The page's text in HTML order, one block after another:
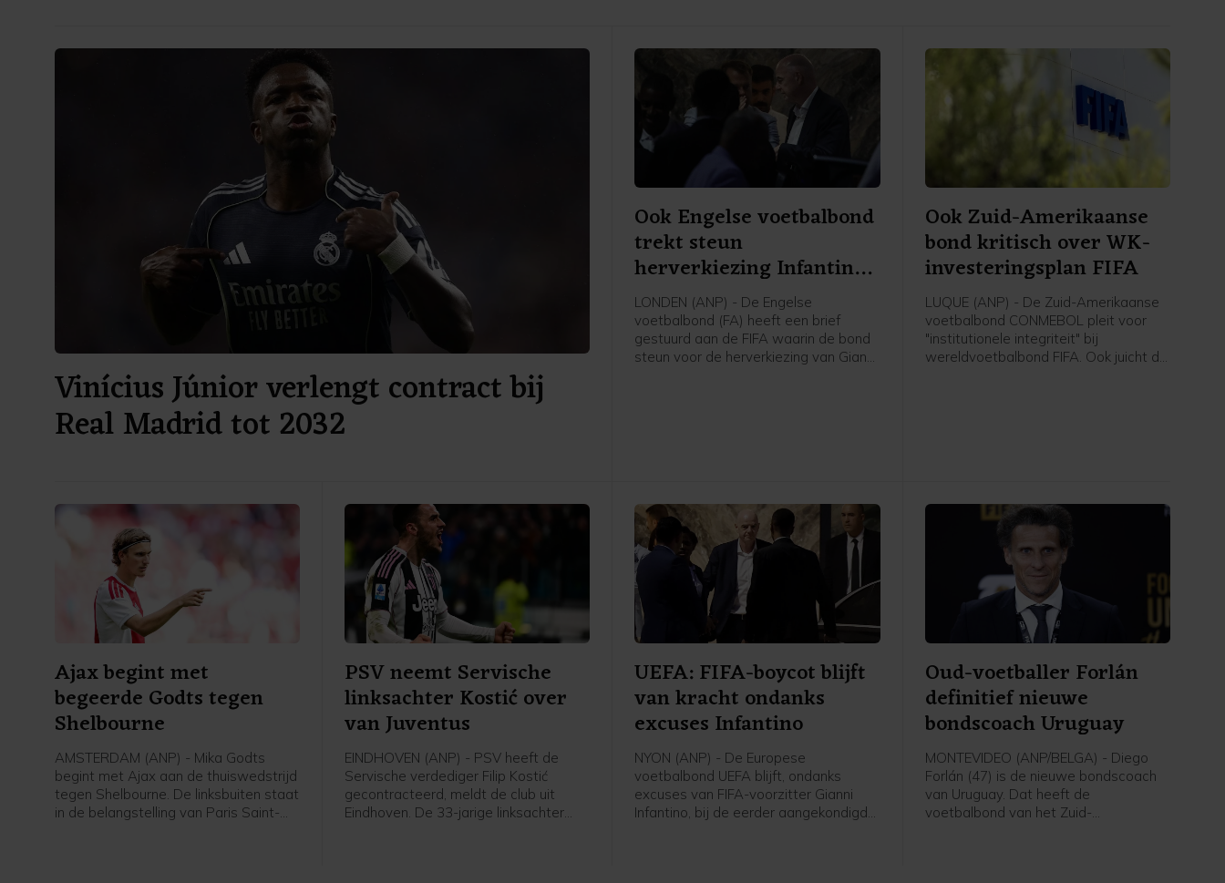
Vinícius Júnior verlengt contract bij
Real Madrid tot 2032
Ook Engelse voetbalbond
trekt steun
herverkiezing Infantino
in
LONDEN (ANP) - De Engelse
voetbalbond (FA) heeft een brief
gestuurd aan de FIFA waarin de bond
steun voor de herverkiezing van Gianni
WK voetbal.
Ook Zuid-Amerikaanse
bond kritisch over WK-
investeringsplan FIFA
LUQUE (ANP) - De Zuid-Amerikaanse
voetbalbond CONMEBOL pleit voor
"institutionele integriteit" bij
wereldvoetbalbond FIFA. Ook juicht de
Ajax begint met
begeerde Godts tegen
Shelbourne
AMSTERDAM (ANP) - Mika Godts
begint met Ajax aan de thuiswedstrijd
tegen Shelbourne. De linksbuiten staat
in de belangstelling van Paris Saint-
PSV neemt Servische
linksachter Kostić over
van Juventus
EINDHOVEN (ANP) - PSV heeft de
Servische verdediger Filip Kostić
gecontracteerd, meldt de club uit
Eindhoven. De 33-jarige linksachter
UEFA: FIFA-boycot blijft
van kracht ondanks
excuses Infantino
NYON (ANP) - De Europese
voetbalbond UEFA blijft, ondanks
excuses van FIFA-voorzitter Gianni
Infantino, bij de eerder aangekondigde
Oud-voetballer Forlán
definitief nieuwe
bondscoach Uruguay
MONTEVIDEO (ANP/BELGA) - Diego
Forlán (47) is de nieuwe bondscoach
van Uruguay. Dat heeft de
voetbalbond van het Zuid-